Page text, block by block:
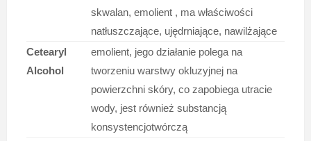
skwalan, emolient , ma właściwości
natłuszczające, ujędrniające, nawilżające
Cetearyl
Alcohol
emolient, jego działanie polega na
tworzeniu warstwy okluzyjnej na
powierzchni skóry, co zapobiega utracie
wody, jest również substancją
konsystencjotwórczą